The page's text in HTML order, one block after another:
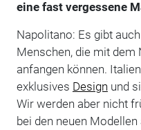
eine fast vergessene
Napolitano: Es gibt
Menschen, die mit dem
anfangen können.
exklusives Design und
Wir werden aber nicht
bei den neuen